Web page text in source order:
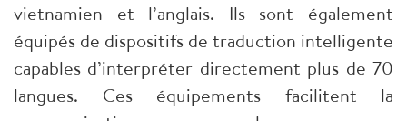
vietnamien et l’anglais. Ils sont également
équipés de dispositifs de traduction intelligente
capables d’interpréter directement plus de 70
langues. Ces équipements facilitent la